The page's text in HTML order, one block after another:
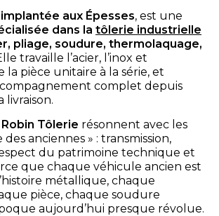
implantée aux Épesses, est une
dans la tôlerie industrielle
pliage, soudure, thermolaquage,
travaille l’acier, l’inox et
la pièce unitaire à la série, et
complet depuis
livraison.
Robin Tôlerie résonnent avec les
anciennes » : transmission,
du patrimoine technique et
que chaque véhicule ancien est
métallique, chaque
pièce, chaque soudure
aujourd’hui presque révolue.